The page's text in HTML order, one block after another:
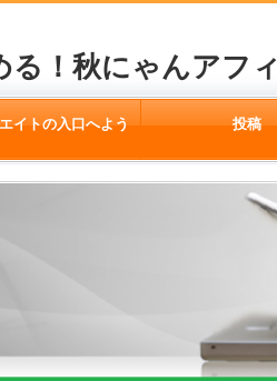
！秋にゃんアフィ
イトの入口へよう 投稿